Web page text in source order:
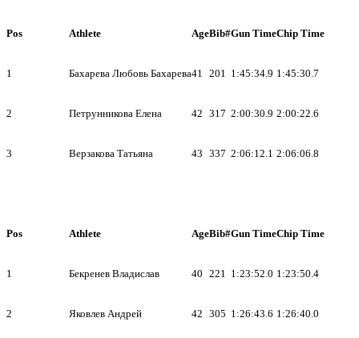
Pos Athlete AgeBib#Gun TimeChip Time
1 Бахарева Любовь Бахарева41 201 1:45:34.9 1:45:30.7
2 Петрунникова Елена 42 317 2:00:30.9 2:00:22.6
3 Верзакова Татьяна 43 337 2:06:12.1 2:06:06.8
Pos Athlete AgeBib#Gun TimeChip Time
1 Бекренев Владислав 40 221 1:23:52.0 1:23:50.4
2 Яковлев Андрей 42 305 1:26:43.6 1:26:40.0